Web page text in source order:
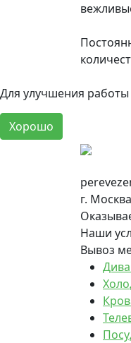
Для улучшения
Хорошо
г.
Наши
Вывоз